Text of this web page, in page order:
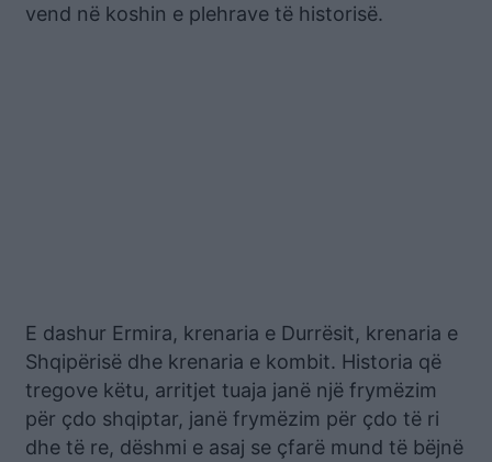
vend në koshin e plehrave të historisë.
E dashur Ermira, krenaria e Durrësit, krenaria e
Shqipërisë dhe krenaria e kombit. Historia që
tregove këtu, arritjet tuaja janë një frymëzim
për çdo shqiptar, janë frymëzim për çdo të ri
dhe të re, dëshmi e asaj se çfarë mund të bëjnë